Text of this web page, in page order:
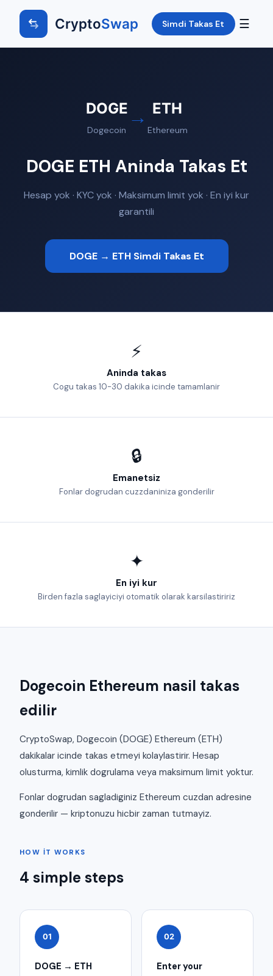
CryptoSwap Simdi Takas Et ☰
DOGE
Dogecoin
→ ETH
Ethereum
DOGE ETH Aninda Takas Et
Hesap yok · KYC yok · Maksimum limit yok · En iyi kur
garantili
DOGE → ETH Simdi Takas Et
⚡
Aninda takas
Cogu takas 10-30 dakika icinde tamamlanir
🔒
Emanetsiz
Fonlar dogrudan cuzzdaniniza gonderilir
✦
En iyi kur
Birden fazla saglayiciyi otomatik olarak karsilastiririz
Dogecoin Ethereum nasil takas
edilir
CryptoSwap, Dogecoin (DOGE) Ethereum (ETH)
dakikalar icinde takas etmeyi kolaylastirir. Hesap
olusturma, kimlik dogrulama veya maksimum limit yoktur.
Fonlar dogrudan sagladiginiz Ethereum cuzdan adresine
gonderilir — kriptonuzu hicbir zaman tutmayiz.
HOW IT WORKS
4 simple steps
01
DOGE → ETH
02
Enter your